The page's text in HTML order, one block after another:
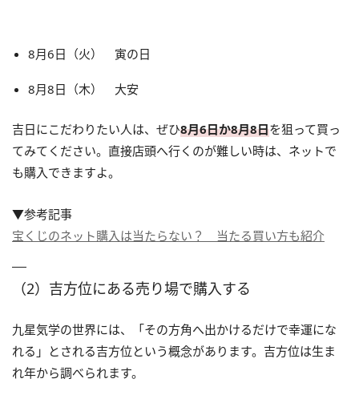
8月6日（火） 寅の日
8月8日（木） 大安
吉日にこだわりたい人は、ぜひ8月6日か8月8日を狙って買っ
てみてください。直接店頭へ行くのが難しい時は、ネットで
も購入できますよ。
▼参考記事
宝くじのネット購入は当たらない？ 当たる買い方も紹介
（2）吉方位にある売り場で購入する
九星気学の世界には、「その方角へ出かけるだけで幸運にな
れる」とされる吉方位という概念があります。吉方位は生ま
れ年から調べられます。